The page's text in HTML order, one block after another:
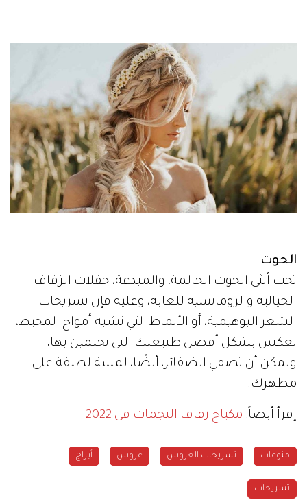
الحوت
تحب أنثى الحوت الحالمة، والمبدعة، حفلات الزفاف
الخيالية والرومانسية للغاية، وعليه فإن تسريحات
الشعر البوهيمية، أو الأنماط التي تشبه أمواج المحيط،
تعكس بشكل أفضل طبيعتك التي تحلمين بها،
ويمكن أن تضفي الضفائر، أيضًا، لمسة لطيفة على
مظهرك.
إقرأ أيضاً: مكياج زفاف النجمات في 2022
منوعات تسريحات العروس عروس أبراج
تسريحات